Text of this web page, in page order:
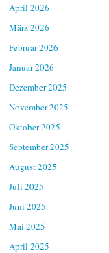
April 2026
März 2026
Februar 2026
Januar 2026
Dezember 2025
November 2025
Oktober 2025
September 2025
August 2025
Juli 2025
Juni 2025
Mai 2025
April 2025